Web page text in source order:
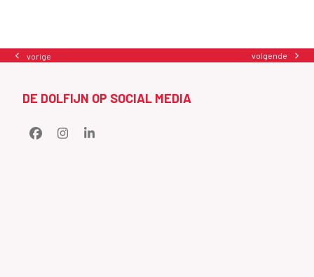
previous
vorige
next
volgende
DE DOLFIJN OP SOCIAL MEDIA
FacebookInstagramLinkedIn